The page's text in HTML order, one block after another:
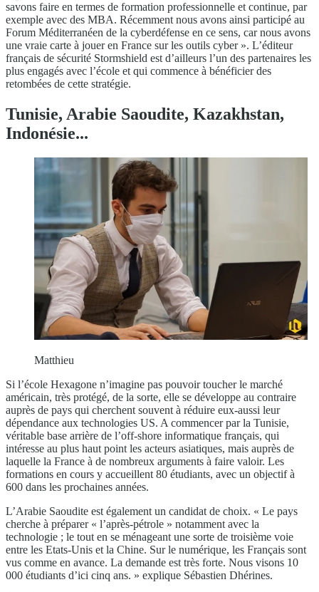
savons faire en termes de formation professionnelle et continue, par
exemple avec des MBA. Récemment nous avons ainsi participé au
Forum Méditerranéen de la cyberdéfense en ce sens, car nous avons
une vraie carte à jouer en France sur les outils cyber ». L’éditeur
français de sécurité Stormshield est d’ailleurs l’un des partenaires les
plus engagés avec l’école et qui commence à bénéficier des
retombées de cette stratégie.
Tunisie, Arabie Saoudite, Kazakhstan,
Indonésie...
Matthieu
Si l’école Hexagone n’imagine pas pouvoir toucher le marché
américain, très protégé, de la sorte, elle se développe au contraire
auprès de pays qui cherchent souvent à réduire eux-aussi leur
dépendance aux technologies US. A commencer par la Tunisie,
véritable base arrière de l’off-shore informatique français, qui
intéresse au plus haut point les acteurs asiatiques, mais auprès de
laquelle la France à de nombreux arguments à faire valoir. Les
formations en cours y accueillent 80 étudiants, avec un objectif à
600 dans les prochaines années.
L’Arabie Saoudite est également un candidat de choix. « Le pays
cherche à préparer « l’après-pétrole » notamment avec la
technologie ; le tout en se ménageant une sorte de troisième voie
entre les Etats-Unis et la Chine. Sur le numérique, les Français sont
vus comme en avance. La demande est très forte. Nous visons 10
000 étudiants d’ici cinq ans. » explique Sébastien Dhérines.